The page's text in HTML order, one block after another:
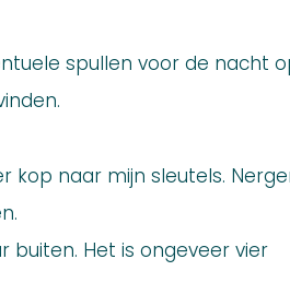
spullen voor de nacht
kop naar mijn sleutels.
buiten. Het is ongeveer vier